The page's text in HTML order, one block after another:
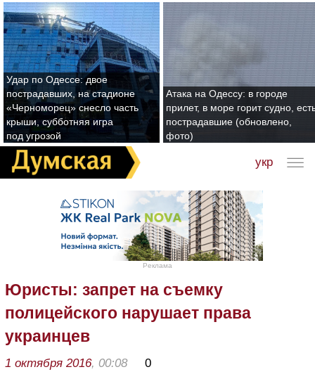
Удар по Одессе: двое
пострадавших, на стадионе
«Черноморец» снесло часть
крыши, субботняя игра
под угрозой
Атака на Одессу: в городе
прилет, в море горит судно,
пострадавшие (обновлено,
фото)
укр
Реклама
Юристы: запрет на съемку
полицейского нарушает права
украинцев
1 октября 2016, 00:08
0